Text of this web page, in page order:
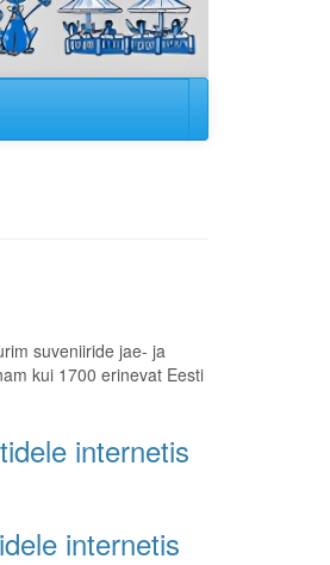
suveniiride jae- ja
kui 1700 erinevat Eesti
internetis
internetis